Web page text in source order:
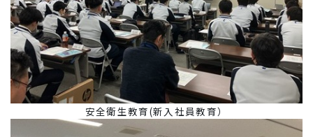
安全衛生教育(新入社員教育）